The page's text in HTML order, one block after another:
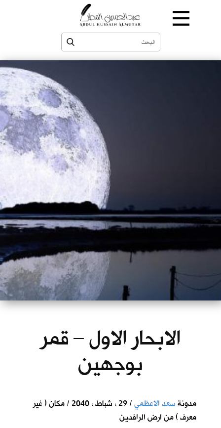
الابحار الاول – قمر
بوجهين
مدونةسعد الاعظمي
/ 29 ، شباط ، 2040 / مكان ( غير
معرف ) من ارض الرافدين